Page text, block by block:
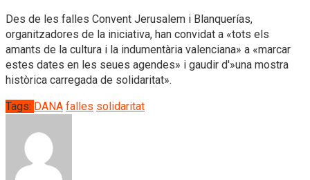
Des de les falles Convent Jerusalem i Blanquerías,
organitzadores de la iniciativa, han convidat a «tots els
amants de la cultura i la indumentària valenciana» a «marcar
estes dates en les seues agendes» i gaudir d'»una mostra
històrica carregada de solidaritat».
Tags: DANA falles solidaritat